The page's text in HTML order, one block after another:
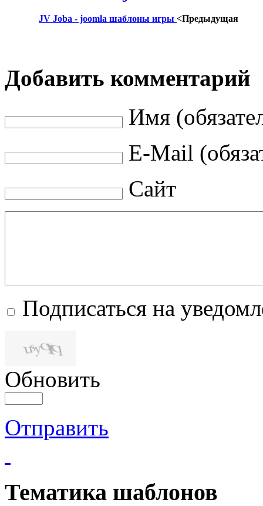
JV Joba - joomla шаблоны игры <Предыдущая
Добавить комментарий
Имя
E-Mail
Сайт
Подписаться на
Обновить
Отправить
Тематика шаблонов